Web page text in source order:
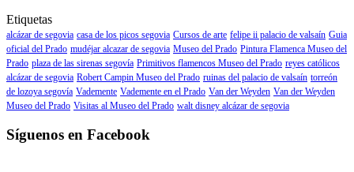
Etiquetas
alcázar de segovia casa de los picos segovia Cursos de arte felipe ii palacio de valsaín Guia
oficial del Prado mudéjar alcazar de segovia Museo del Prado Pintura Flamenca Museo del
Prado plaza de las sirenas segovía Primitivos flamencos Museo del Prado reyes católicos
alcázar de segovia Robert Campin Museo del Prado ruinas del palacio de valsaín torreón
de lozoya segovía Vademente Vademente en el Prado Van der Weyden Van der Weyden
Museo del Prado Visitas al Museo del Prado walt disney alcázar de segovia
Síguenos en Facebook